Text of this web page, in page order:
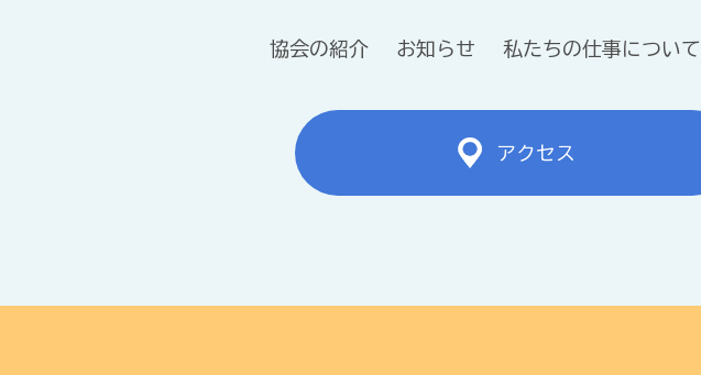
協会の紹介 お知らせ 私たちの仕事について
アクセス